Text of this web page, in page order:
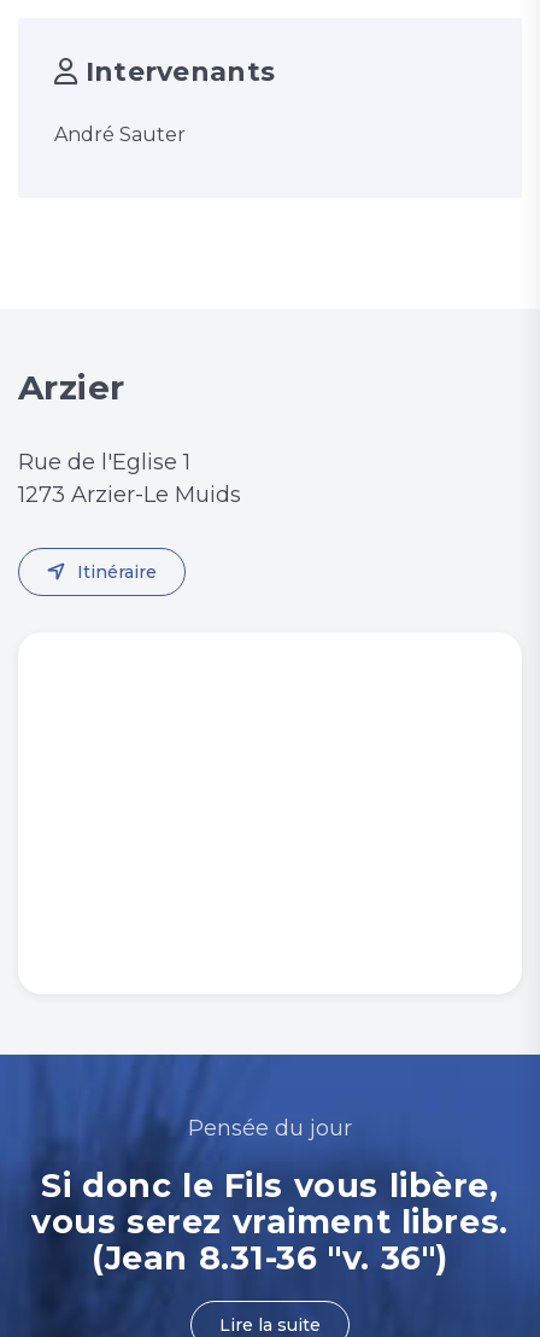
Intervenants
André Sauter
Arzier
Rue de l'Eglise 1
1273 Arzier-Le Muids
Itinéraire
Pensée du jour
Si donc le Fils vous libère,
vous serez vraiment libres.
(Jean 8.31-36 "v. 36")
Lire la suite